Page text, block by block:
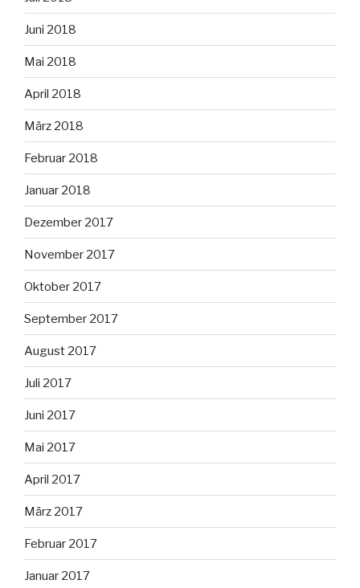
Juni 2018
Mai 2018
April 2018
März 2018
Februar 2018
Januar 2018
Dezember 2017
November 2017
Oktober 2017
September 2017
August 2017
Juli 2017
Juni 2017
Mai 2017
April 2017
März 2017
Februar 2017
Januar 2017